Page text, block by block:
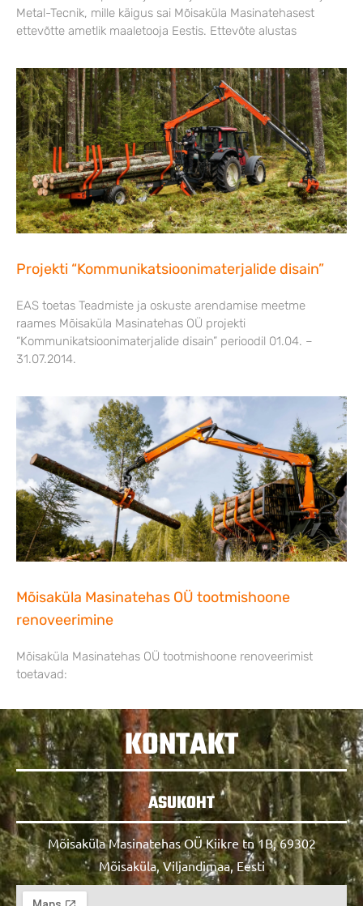
Metal-Tecnik, mille käigus sai Mõisaküla Masinatehasest
ettevõtte ametlik maaletooja Eestis. Ettevõte alustas
Projekti “Kommunikatsioonimaterjalide disain”
EAS toetas Teadmiste ja oskuste arendamise meetme
raames Mõisaküla Masinatehas OÜ projekti
“Kommunikatsioonimaterjalide disain” perioodil 01.04. –
31.07.2014.
Mõisaküla Masinatehas OÜ tootmishoone
renoveerimine
Mõisaküla Masinatehas OÜ tootmishoone renoveerimist
toetavad:
KONTAKT
ASUKOHT
Mõisaküla Masinatehas OÜ Kiikre tn 1B, 69302
Mõisaküla, Viljandimaa, Eesti